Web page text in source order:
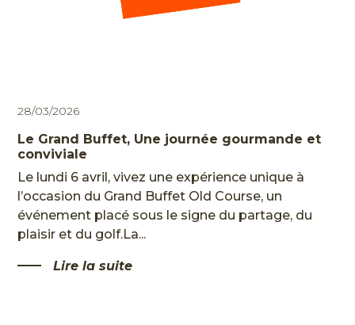
L'HISTOIRE
LES
PARCOURS
LE CENTRE DE PERFORMANCE
RESTAURANT & BAR
28/03/2026
Le Grand Buffet, Une journée gourmande et
conviviale
Le lundi 6 avril, vivez une expérience unique à
l’occasion du Grand Buffet Old Course, un
événement placé sous le signe du partage, du
plaisir et du golf.La...
Lire la suite